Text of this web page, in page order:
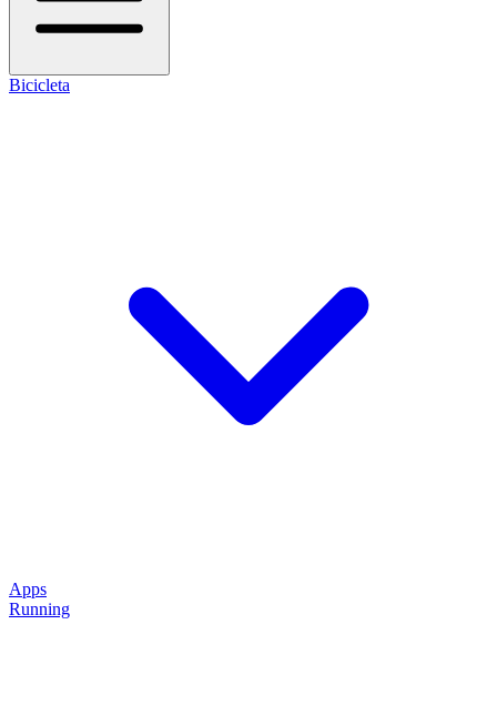
Bicicleta
Apps
Running